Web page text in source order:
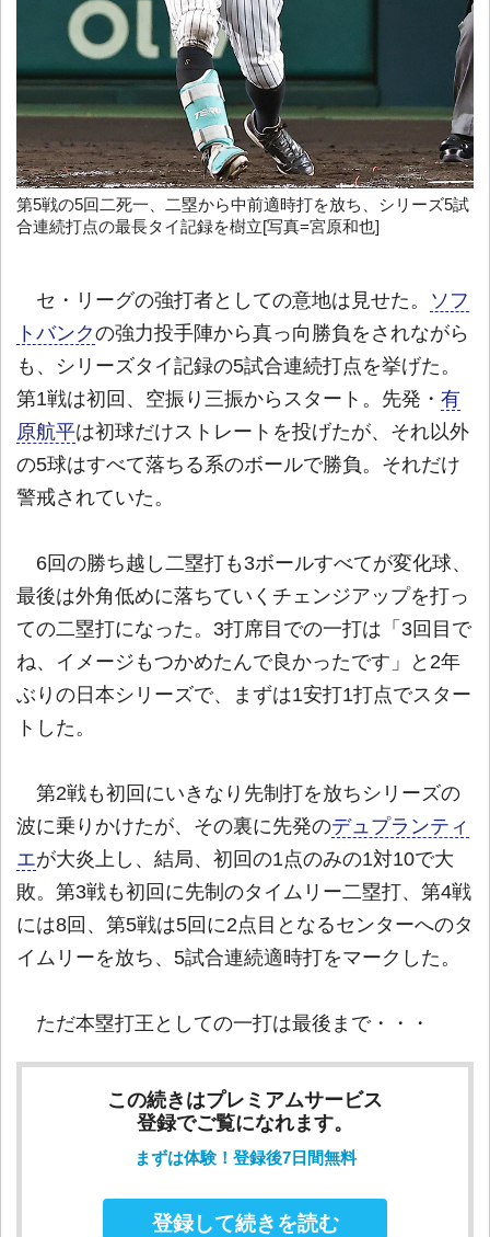
第5戦の5回二死一、二塁から中前適時打を放ち、シリーズ5試
合連続打点の最長タイ記録を樹立[写真=宮原和也]
セ・リーグの強打者としての意地は見せた。 ソフ
トバンクの強力投手陣から真っ向勝負をされながら
も、シリーズタイ記録の5試合連続打点を挙げた。
第1戦は初回、空振り三振からスタート。先発・ 有
原航平は初球だけストレートを投げたが、それ以外
の5球はすべて落ちる系のボールで勝負。それだけ
警戒されていた。
6回の勝ち越し二塁打も3ボールすべてが変化球、
最後は外角低めに落ちていくチェンジアップを打っ
ての二塁打になった。3打席目での一打は「3回目で
ね、イメージもつかめたんで良かったです」と2年
ぶりの日本シリーズで、まずは1安打1打点でスター
トした。
第2戦も初回にいきなり先制打を放ちシリーズの
波に乗りかけたが、その裏に先発のデュプランティ
エが大炎上し、結局、初回の1点のみの1対10で大
敗。第3戦も初回に先制のタイムリー二塁打、第4戦
には8回、第5戦は5回に2点目となるセンターへのタ
イムリーを放ち、5試合連続適時打をマークした。
ただ本塁打王としての一打は最後まで・・・
この続きはプレミアムサービス
登録でご覧になれます。
まずは体験！登録後7日間無料
登録して続きを読む